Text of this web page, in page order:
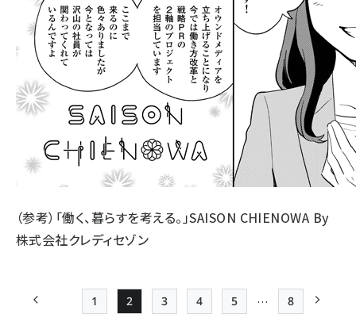
（参考）「働く、暮らすを考える。」SAISON CHIENOWA By
株式会社クレディセゾン
前ページ Page
1
Page
2
Page
3
Page
4
Page
5 …
最終ページ
8